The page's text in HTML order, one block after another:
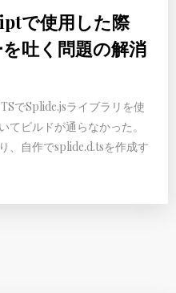
で使用した際
吐く問題の解消
でSplide.jsライブラリを使
てビルドが通らなかった。
、自作でsplide.d.tsを作成す